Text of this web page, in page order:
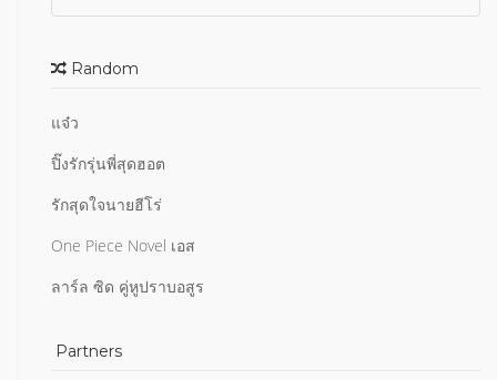
Random
แจ๋ว
ปิ๊งรักรุ่นพี่สุดฮอต
รักสุดใจนายฮีโร่
One Piece Novel เอส
ลาร์ล ซิด คู่หูปราบอสูร
Partners